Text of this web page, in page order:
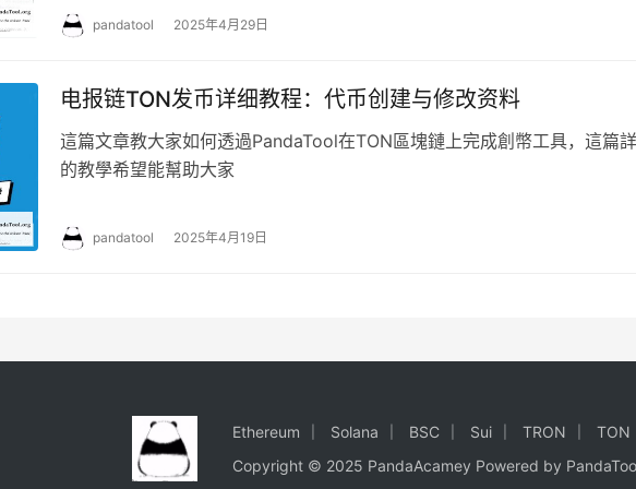
pandatool 2025年4月29日
电报链TON发币详细教程：代币创建与修改资料
這篇文章教大家如何透過PandaTool在TON區塊鏈上完成創幣工具，這篇
的教學希望能幫助大家
pandatool 2025年4月19日
Ethereum Solana BSC Sui TRON
TON
Copyright © 2025 PandaAcamey Powered by